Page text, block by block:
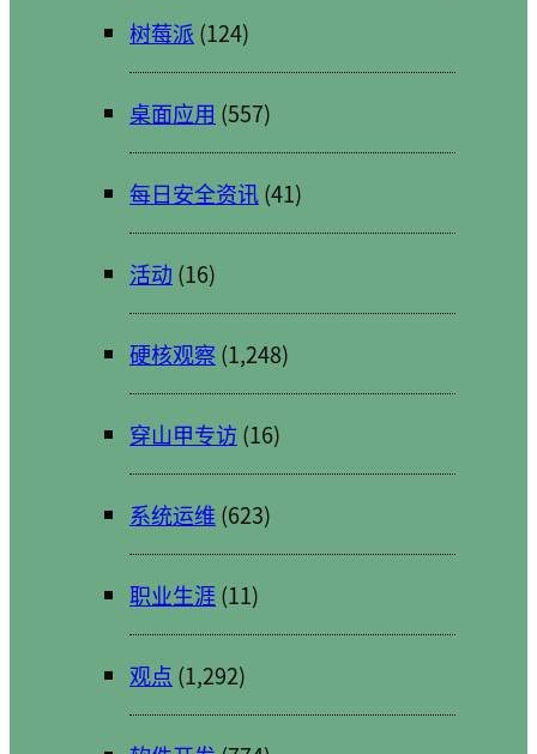
树莓派 (124)
桌面应用 (557)
每日安全资讯(41)
活动 (16)
硬核观察 (1,248)
穿山甲专访(16)
系统运维 (623)
职业生涯(11)
观点 (1,292)